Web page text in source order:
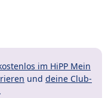
im HiPP Mein
und deine Club-